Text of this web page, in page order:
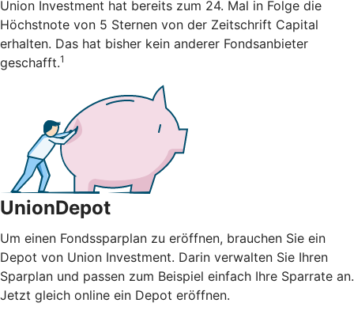
Union Investment hat bereits zum 24. Mal in Folge die
Höchstnote von 5 Sternen von der Zeitschrift Capital
erhalten. Das hat bisher kein anderer Fondsanbieter
geschafft.1
UnionDepot
Um einen Fondssparplan zu eröffnen, brauchen Sie ein
Depot von Union Investment. Darin verwalten Sie Ihren
Sparplan und passen zum Beispiel einfach Ihre Sparrate an.
Jetzt gleich online ein Depot eröffnen.